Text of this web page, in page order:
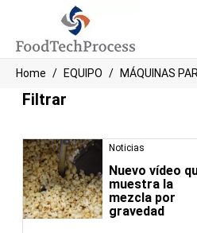
Home EQUIPO MÁQUINAS
Filtrar
Noticias
Nuevo vídeo
muestra la
mezcla por
gravedad